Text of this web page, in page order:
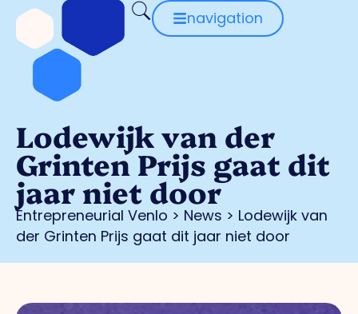
navigation
Lodewijk van der
Grinten Prijs gaat dit
jaar niet door
Entrepreneurial Venlo > News > Lodewijk van
der Grinten Prijs gaat dit jaar niet door